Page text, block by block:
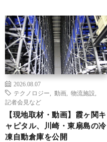
2026.08.07
テクノロジー
動画 物流施設
記者会見など
【現地取材・動画】霞ヶ関キ
ャピタル、川崎・東扇島の冷
凍自動倉庫を公開